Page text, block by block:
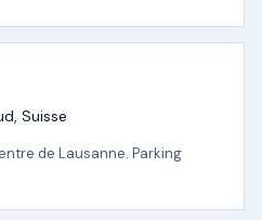
Suisse
de Lausanne. Parking